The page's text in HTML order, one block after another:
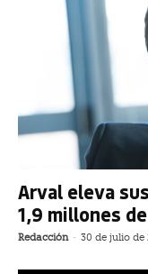
Arval eleva
1,9 millones
Redacción - 30 de julio de